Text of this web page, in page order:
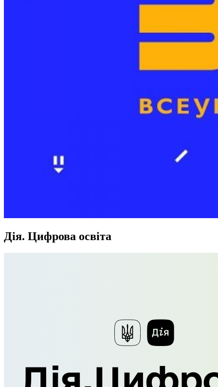
Дія. Цифрова освіта